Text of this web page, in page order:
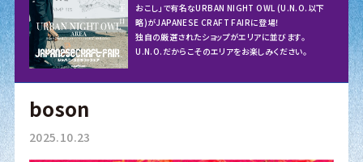
おこし」で有名なURBAN NIGHT OWL (U.N.O.以下
略)がJAPANESE CRAFT FAIRに登場！
独自の厳選されたショップがエリアに並びます。
U.N.O.だからこそのエリアをお楽しみください。
boson
2025.10.23